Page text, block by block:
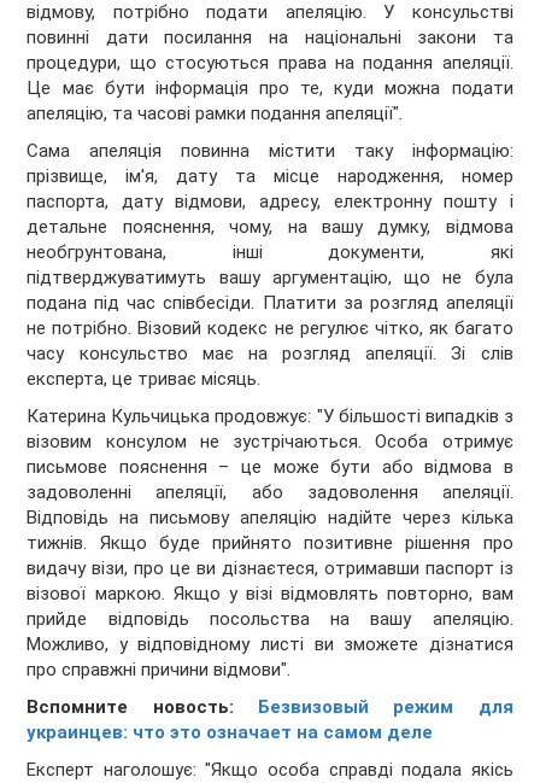
відмову, потрібно подати апеляцію. У консульстві
повинні дати посилання на національні закони та
процедури, що стосуються права на подання апеляції.
Це має бути інформація про те, куди можна подати
апеляцію, та часові рамки подання апеляції".
Сама апеляція повинна містити таку інформацію:
прізвище, ім'я, дату та місце народження, номер
паспорта, дату відмови, адресу, електронну пошту і
детальне пояснення, чому, на вашу думку, відмова
необгрунтована, інші документи, які
підтверджуватимуть вашу аргументацію, що не була
подана під час співбесіди. Платити за розгляд апеляції
не потрібно. Візовий кодекс не регулює чітко, як багато
часу консульство має на розгляд апеляції. Зі слів
експерта, це триває місяць.
Катерина Кульчицька продовжує: "У більшості випадків з
візовим консулом не зустрічаються. Особа отримує
письмове пояснення – це може бути або відмова в
задоволенні апеляції, або задоволення апеляції.
Відповідь на письмову апеляцію надійте через кілька
тижнів. Якщо буде прийнято позитивне рішення про
видачу візи, про це ви дізнаєтеся, отримавши паспорт із
візової маркою. Якщо у візі відмовлять повторно, вам
прийде відповідь посольства на вашу апеляцію.
Можливо, у відповідному листі ви зможете дізнатися
про справжні причини відмови".
Вспомните новость: Безвизовый режим для
украинцев: что это означает на самом деле
Експерт наголошує: "Якщо особа справді подала якісь